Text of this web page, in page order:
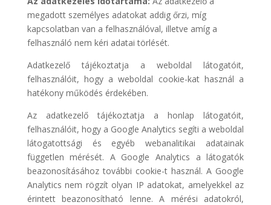
megadott személyes adatokat addig őrzi, míg
kapcsolatban van a felhasználóval, illetve amíg a
felhasználó nem kéri adatai törlését.
Adatkezelő tájékoztatja a weboldal látogatóit,
felhasználóit, hogy a weboldal cookie-kat használ a
hatékony működés érdekében.
Az adatkezelő tájékoztatja a honlap látogatóit,
felhasználóit, hogy a Google Analytics segíti a weboldal
látogatottsági és egyéb webanalitikai adatainak
független mérését. A Google Analytics a látogatók
beazonosításához további cookie-t használ. A Google
Analytics nem rögzít olyan IP adatokat, amelyekkel az
érintett beazonosítható lenne. A mérési adatokról,